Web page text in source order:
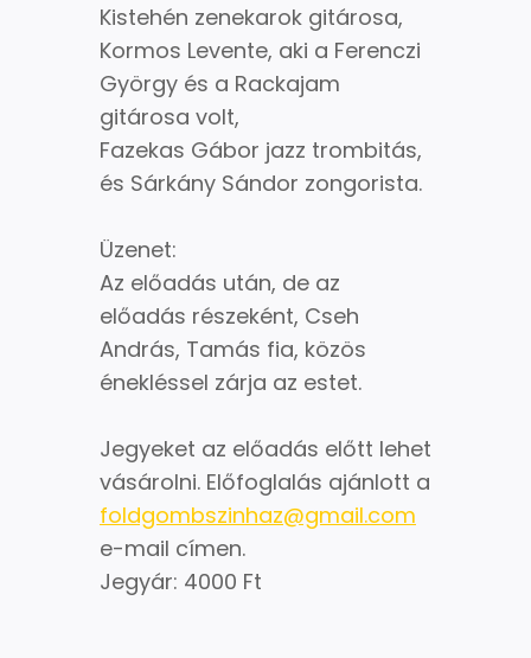
Kistehén zenekarok gitárosa,
Kormos Levente, aki a Ferenczi
György és a Rackajam
gitárosa volt,
Fazekas Gábor jazz trombitás,
és Sárkány Sándor zongorista.
Üzenet:
Az előadás után, de az
előadás részeként, Cseh
András, Tamás fia, közös
énekléssel zárja az estet.
Jegyeket az előadás előtt lehet
vásárolni. Előfoglalás ajánlott a
foldgombszinhaz@gmail.com
e-mail címen.
Jegyár: 4000 Ft